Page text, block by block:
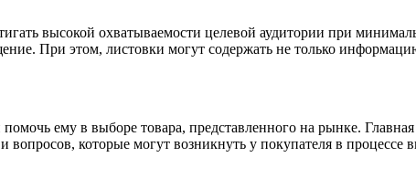
высокой охватываемости целевой аудитории при
При этом, листовки могут содержать не только
ему в выборе товара, представленного на рынке.
которые могут возникнуть у покупателя в процессе